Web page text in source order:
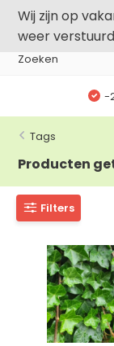
Wij zijn op
weer
-
Tags
Producten
Filters